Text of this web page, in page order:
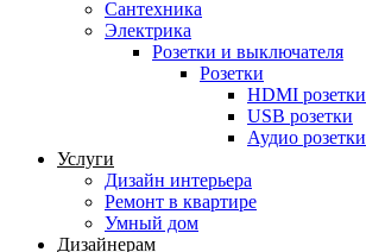
Сантехника
Электрика
Розетки и выключателя
Розетки
HDMI розетки
USB розетки
Аудио розетки
Услуги
Дизайн интерьера
Ремонт в квартире
Умный дом
Дизайнерам